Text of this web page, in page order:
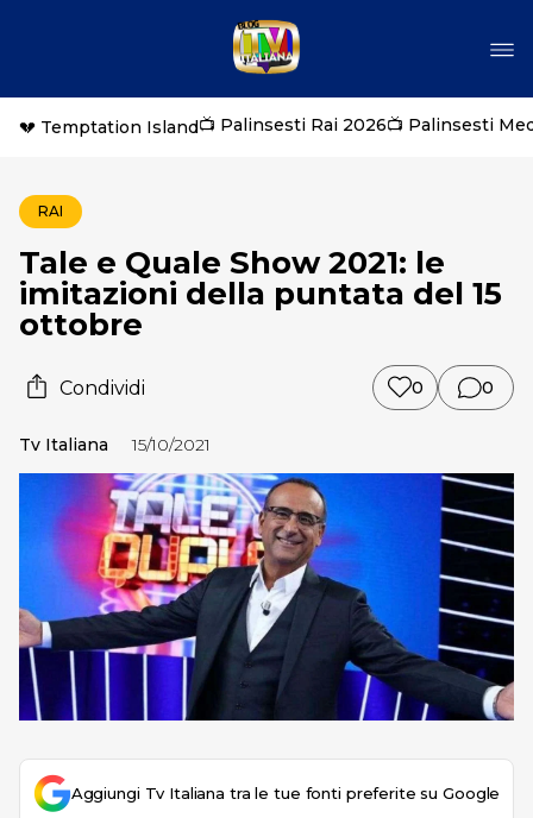
💔 Temptation Island📺 Palinsesti Rai 2026📺 Palinsesti
RAI
Tale e Quale Show 2021: le
imitazioni della puntata del 15
ottobre
Condividi 0 0
Tv Italiana 15/10/2021
Aggiungi Tv Italiana tra le tue fonti preferite su Google